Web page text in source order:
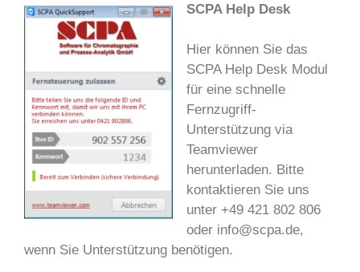
SCPA Help Desk
Hier können Sie das
SCPA Help Desk Modul
für eine schnelle
Fernzugriff-
Unterstützung via
Teamviewer
herunterladen. Bitte
kontaktieren Sie uns
unter +49 421 802 806
oder info@scpa.de,
wenn Sie Unterstützung benötigen.